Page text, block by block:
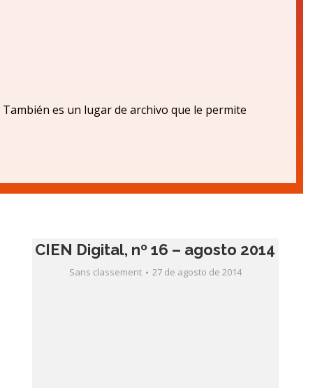
También es un lugar de archivo que le permite
CIEN Digital, nº 16 – agosto 2014
Sans classement 27 de agosto de 2014